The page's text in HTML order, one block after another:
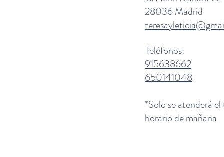
28036 Madrid
Teléfonos:
915638662
650141048
*Solo se atenderá
horario de mañana